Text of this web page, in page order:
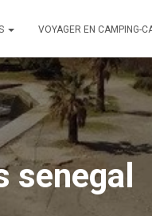
VOYAGER EN CAMPING-